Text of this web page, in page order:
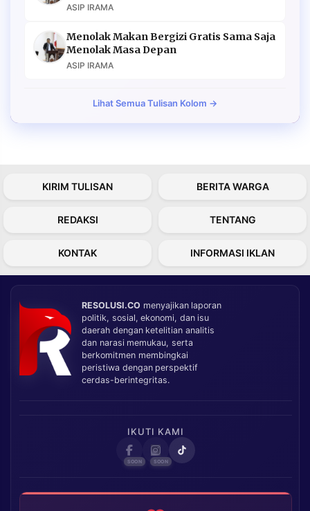
ASIP IRAMA
Menolak Makan Bergizi Gratis Sama Saja
Menolak Masa Depan
ASIP IRAMA
Lihat Semua Tulisan Kolom →
KIRIM TULISAN BERITA WARGA
REDAKSI TENTANG
KONTAK INFORMASI IKLAN
RESOLUSI.CO menyajikan laporan
politik, sosial, ekonomi, dan isu
daerah dengan ketelitian analitis
dan narasi memukau, serta
berkomitmen membingkai
peristiwa dengan perspektif
cerdas-berintegritas.
IKUTI KAMI